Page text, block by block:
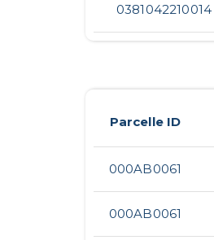
0381042210014
Parcelle ID
000AB0061
000AB0061